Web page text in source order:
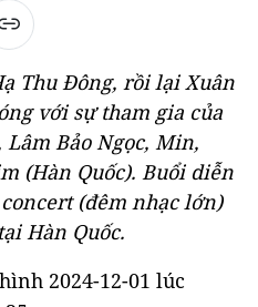
Thu Đông, rồi lại Xuân
với sự tham gia của
Bảo Ngọc, Min,
(Hàn Quốc). Buổi diễn
(đêm nhạc lớn)
Hàn Quốc.